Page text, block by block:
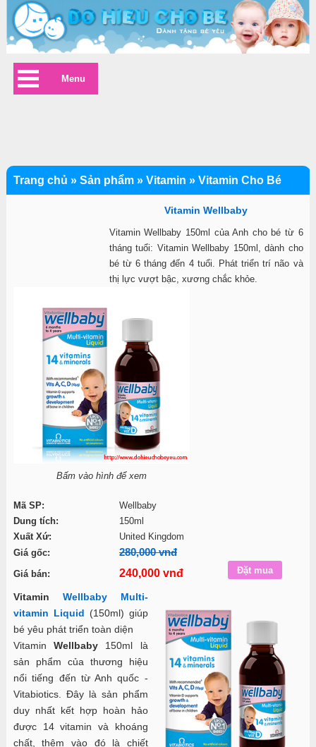
Vitamin Wellbaby
Vitamin Wellbaby 150ml của Anh cho bé từ 6
tháng tuổi: Vitamin Wellbaby 150ml, dành cho
bé từ 6 tháng đến 4 tuổi. Phát triển trí não và
thị lực vượt bậc, xương chắc khỏe.
Bấm vào hình để xem
Mã SP:
Wellbaby
Dung tích:
150ml
Xuất Xứ:
United Kingdom
Giá gốc:
280,000 vnđ
Giá bán: 240,000 vnđ
Vitamin Wellbaby Multi-
vitamin Liquid (150ml) giúp
bé yêu phát triển toàn diện
VitaminWellbaby 150ml là
sản phẩm của thương hiệu
nổi tiếng đến từ Anh quốc -
Vitabiotics. Đây là sản phẩm
duy nhất kết hợp hoàn hảo
được 14 vitamin và khoáng
chất, thêm vào đó là chiết
Trang chủ » Sản phẩm » Vitamin » Vitamin Cho Bé
Menu